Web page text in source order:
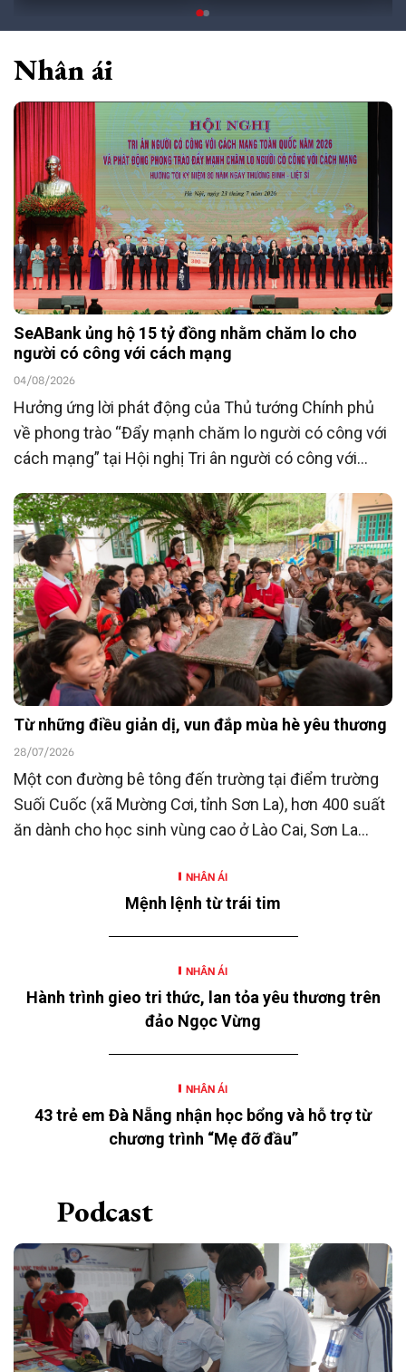
Nhân ái
SeABank ủng hộ 15 tỷ đồng nhằm chăm lo cho
người có công với cách mạng
04/08/2026
Hưởng ứng lời phát động của Thủ tướng Chính phủ
về phong trào “Đẩy mạnh chăm lo người có công với
cách mạng” tại Hội nghị Tri ân người có công với
23/7/2026, Ngân hàng TMCP Đông Nam Á
(SeABank) đã ủng hộ 15 tỷ đồng góp phần chăm lo
người có công với cách mạng hướng tới kỷ niệm 80
năm Ngày Thương binh - Liệt sĩ (27/7/1947 -
27/7/2027).
Từ những điều giản dị, vun đắp mùa hè yêu thương
28/07/2026
Một con đường bê tông đến trường tại điểm trường
Suối Cuốc (xã Mường Cơi, tỉnh Sơn La), hơn 400 suất
ăn dành cho học sinh vùng cao ở Lào Cai, Sơn La
động nằm trong chương trình “SeABankers Vì trẻ
thơ” năm 2026 với chủ đề “Mùa hè yêu thương” của
Ngân hàng TMCP Đông Nam Á (SeABank, HOSE:
NHÂN ÁI
Mệnh lệnh từ trái tim
NHÂN ÁI
Hành trình gieo tri thức, lan tỏa yêu thương trên
đảo Ngọc Vừng
NHÂN ÁI
43 trẻ em Đà Nẵng nhận học bổng và hỗ trợ từ
chương trình “Mẹ đỡ đầu”
Podcast